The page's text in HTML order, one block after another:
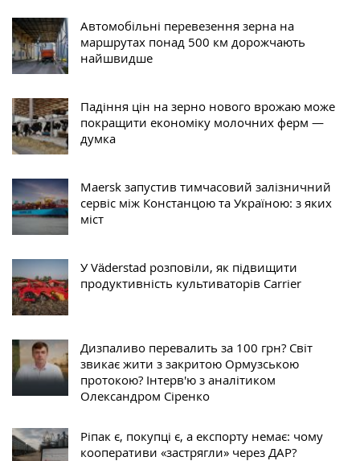
Автомобільні перевезення зерна на
маршрутах понад 500 км дорожчають
найшвидше
Падіння цін на зерно нового врожаю може
покращити економіку молочних ферм —
думка
Maersk запустив тимчасовий залізничний
сервіс між Констанцою та Україною: з яких
міст
У Väderstad розповіли, як підвищити
продуктивність культиваторів Carrier
Дизпаливо перевалить за 100 грн? Світ
звикає жити з закритою Ормузською
протокою? Інтерв'ю з аналітиком
Олександром Сіренко
Ріпак є, покупці є, а експорту немає: чому
кооперативи «застрягли» через ДАР?